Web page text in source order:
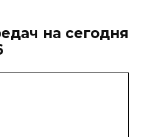
на сегодня